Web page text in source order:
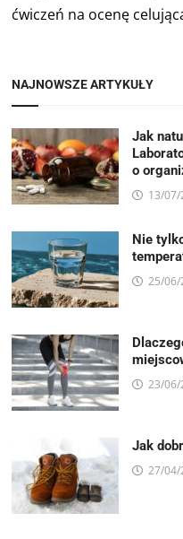
ćwiczeń na ocenę
NAJNOWSZE ARTYKUŁY
Jak
o
13/
Nie
25/06/
23/06/
Jak
27/04/